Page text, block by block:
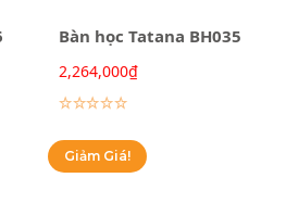
Bàn học Tatana BH035
2,264,000₫
Lựa chọn các tùy chọn
Giảm Giá!